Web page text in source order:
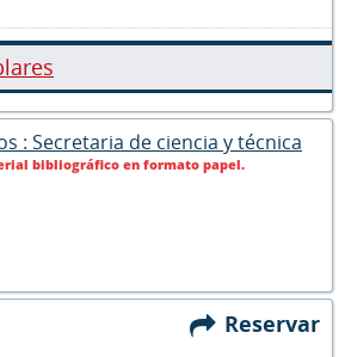
: Secretaria de ciencia y técnica
bibliográfico en formato papel.
Reservar